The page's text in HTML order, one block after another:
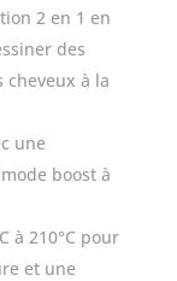
2 en 1 en
des
cheveux à la
une
boost à
à 210°C pour
et une